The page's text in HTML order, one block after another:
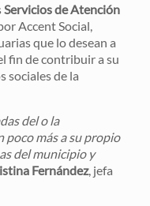
Servicios de Atención
Accent Social,
que lo desean a
fin de contribuir a su
sociales de la
del o la
poco más a su propio
del municipio y
Fernández, jefa